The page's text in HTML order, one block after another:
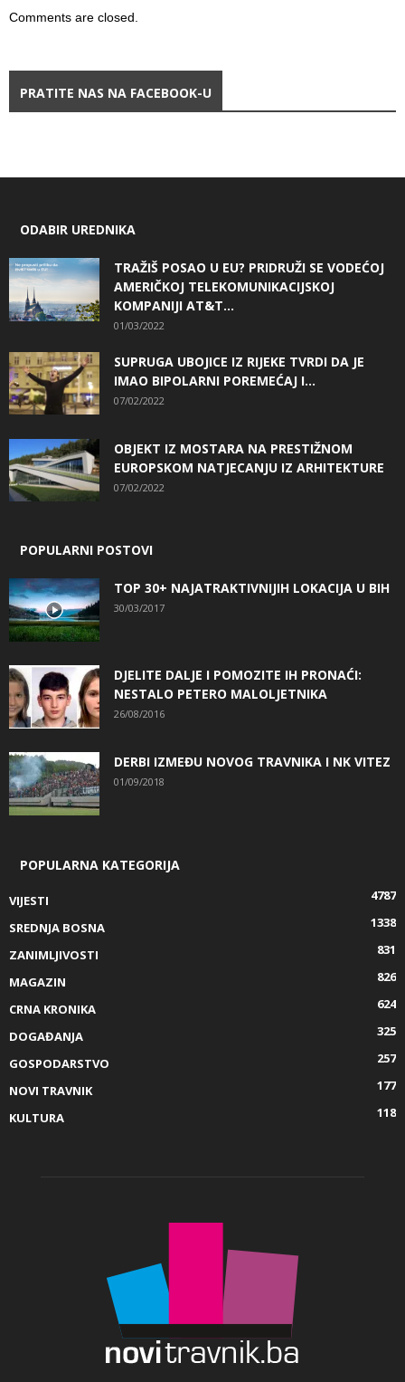
Comments are closed.
PRATITE NAS NA FACEBOOK-U
ODABIR UREDNIKA
TRAŽIŠ POSAO U EU? PRIDRUŽI SE VODEĆOJ
AMERIČKOJ TELEKOMUNIKACIJSKOJ
KOMPANIJI AT&T...
01/03/2022
SUPRUGA UBOJICE IZ RIJEKE TVRDI DA JE
IMAO BIPOLARNI POREMEĆAJ I...
07/02/2022
OBJEKT IZ MOSTARA NA PRESTIŽNOM
EUROPSKOM NATJECANJU IZ ARHITEKTURE
07/02/2022
POPULARNI POSTOVI
TOP 30+ NAJATRAKTIVNIJIH LOKACIJA U BIH
30/03/2017
DJELITE DALJE I POMOZITE IH PRONAĆI:
NESTALO PETERO MALOLJETNIKA
26/08/2016
DERBI IZMEĐU NOVOG TRAVNIKA I NK VITEZ
01/09/2018
POPULARNA KATEGORIJA
VIJESTI
4787
SREDNJA BOSNA
1338
ZANIMLJIVOSTI
831
MAGAZIN
826
CRNA KRONIKA
624
DOGAĐANJA
325
GOSPODARSTVO
257
NOVI TRAVNIK
177
KULTURA
118